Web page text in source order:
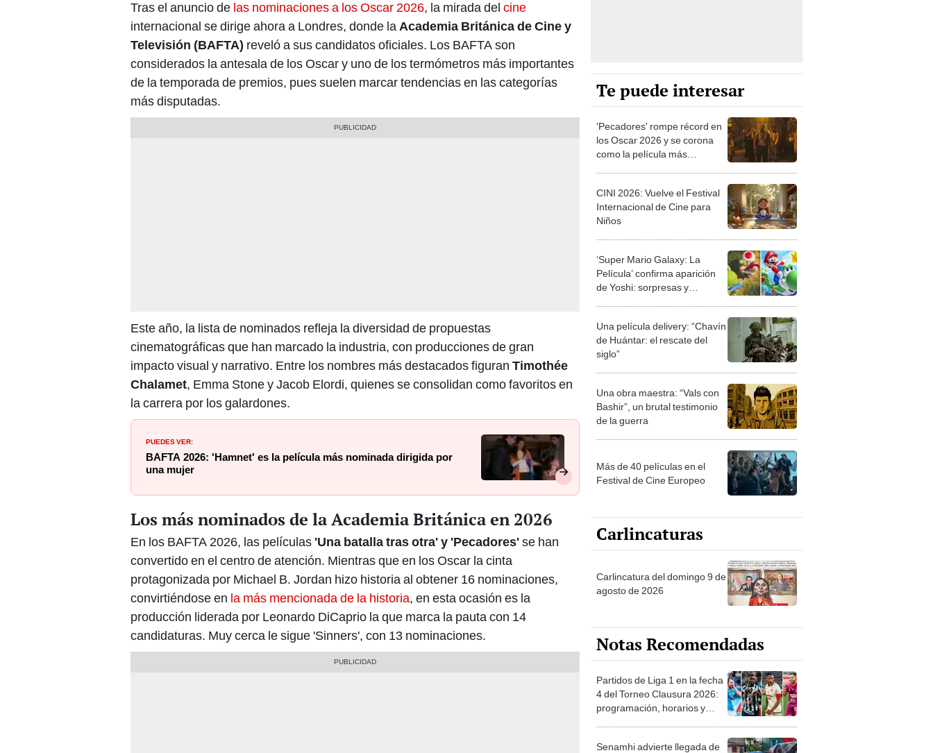
Tras el anuncio de las nominaciones a los Oscar 2026, la mirada del cine
internacional se dirige ahora a Londres, donde laAcademia Británica de Cine y
Televisión (BAFTA) reveló a sus candidatos oficiales. Los BAFTA son
considerados la antesala de los Oscar y uno de los termómetros más importantes
de la temporada de premios, pues suelen marcar tendencias en las categorías
más disputadas.
Este año, la lista de nominados refleja la diversidad de propuestas
cinematográficas que han marcado la industria, con producciones de gran
impacto visual y narrativo. Entre los nombres más destacados figuran Timothée
Chalamet, Emma Stone y Jacob Elordi, quienes se consolidan como favoritos en
la carrera por los galardones.
PUEDES VER:
BAFTA 2026: 'Hamnet' es la película más nominada dirigida por
una mujer
Los más nominados de la Academia Británica en 2026
En los BAFTA 2026, las películas 'Una batalla tras otra' y 'Pecadores'se han
convertido en el centro de atención. Mientras que en los Oscar la cinta
protagonizada por Michael B. Jordan hizo historia al obtener 16 nominaciones,
convirtiéndose en la más mencionada de la historia, en esta ocasión es la
producción liderada por Leonardo DiCaprio la que marca la pauta con 14
candidaturas. Muy cerca le sigue 'Sinners', con 13 nominaciones.
Te puede interesar
'Pecadores' rompe récord en
los Oscar 2026 y se corona
como la película más
'La La Land'
CINI 2026: Vuelve el Festival
Internacional de Cine para
Niños
‘Super Mario Galaxy: La
Película’ confirma aparición
de Yoshi: sorpresas y
Una película delivery: “Chavín
de Huántar: el rescate del
siglo”
Una obra maestra: “Vals con
Bashir”, un brutal testimonio
de la guerra
Más de 40 películas en el
Festival de Cine Europeo
Carlincaturas
Carlincatura del domingo 9 de
agosto de 2026
Notas Recomendadas
Partidos de Liga 1 en la fecha
4 del Torneo Clausura 2026:
programación, horarios y
Senamhi advierte llegada de